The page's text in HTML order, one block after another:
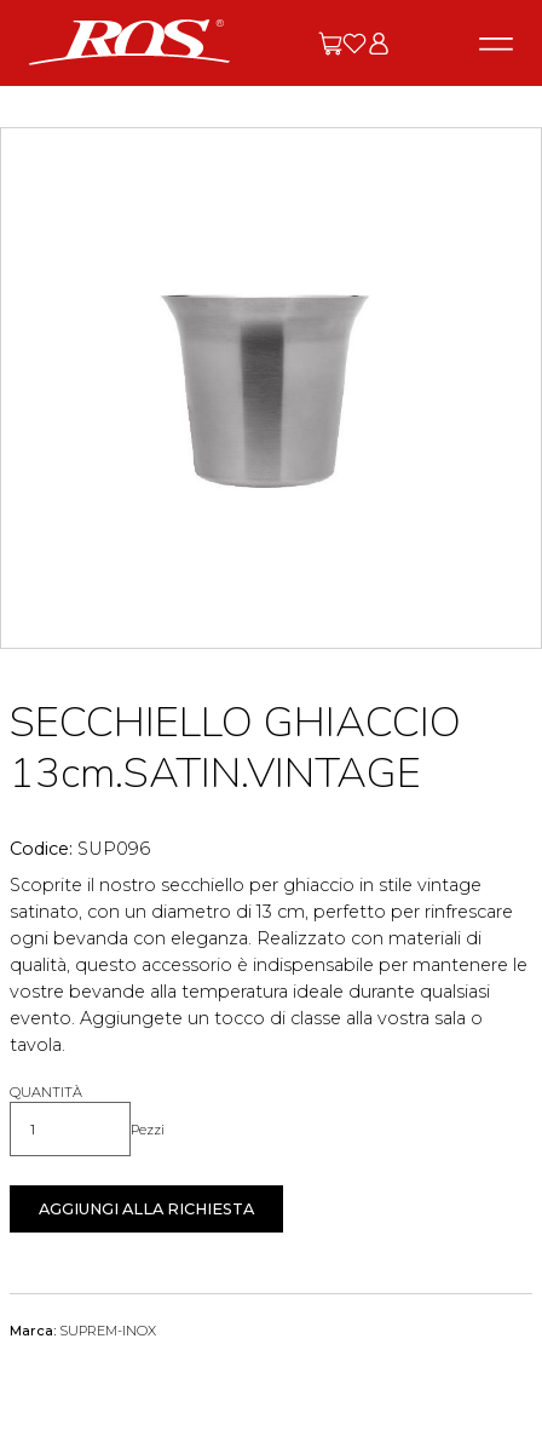
SECCHIELLO GHIACCIO
13cm.SATIN.VINTAGE
Codice: SUP096
Scoprite il nostro secchiello per ghiaccio in stile vintage
satinato, con un diametro di 13 cm, perfetto per rinfrescare
ogni bevanda con eleganza. Realizzato con materiali di
qualità, questo accessorio è indispensabile per mantenere le
vostre bevande alla temperatura ideale durante qualsiasi
evento. Aggiungete un tocco di classe alla vostra sala o
tavola.
QUANTITÀ
Quantità Pezzi
AGGIUNGI ALLA RICHIESTA
Marca: SUPREM-INOX